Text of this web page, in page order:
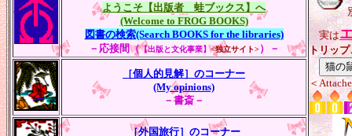
ようこそ【出版者 蛙ブックス】へ
(Welcome to FROG BOOKS)
図書の検索(Search BOOKS for the libraries)
－応接間（【出版と文化事業】<独立サイト> ）－
［個人的見解］のコーナー
(My opinions)
－書斎－
［外国旅行］のコーナー
実は
トリッ
＜